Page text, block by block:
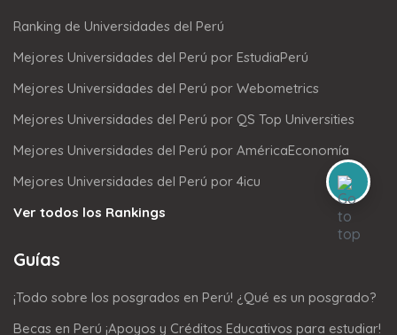
Ranking de Universidades del Perú
Mejores Universidades del Perú por EstudiaPerú
Mejores Universidades del Perú por Webometrics
Mejores Universidades del Perú por QS Top Universities
Mejores Universidades del Perú por AméricaEconomía
Mejores Universidades del Perú por 4icu
Ver todos los Rankings
Guías
¡Todo sobre los posgrados en Perú! ¿Qué es un posgrado?
Becas en Perú ¡Apoyos y Créditos Educativos para estudiar!